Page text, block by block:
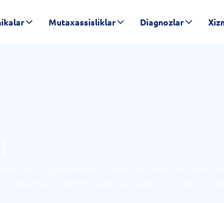
Mutaxassisliklar Diagnozlar